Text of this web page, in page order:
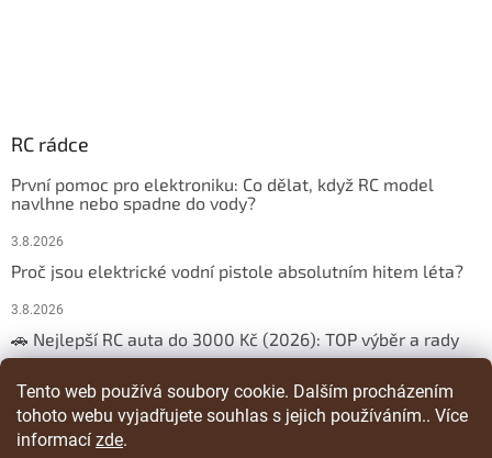
Tento web používá soubory cookie. Dalším procházením
tohoto webu vyjadřujete souhlas s jejich používáním.. Více
informací zde.
RC rádce
První pomoc pro elektroniku: Co dělat, když RC model
navlhne nebo spadne do vody?
3.8.2026
Proč jsou elektrické vodní pistole absolutním hitem léta?
3.8.2026
🚗 Nejlepší RC auta do 3000 Kč (2026): TOP výběr a rady
ARCHIV